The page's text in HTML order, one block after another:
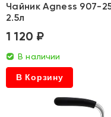
Чайник Agness 907-
2.5л
1 120 ₽
В наличии
В Корзину